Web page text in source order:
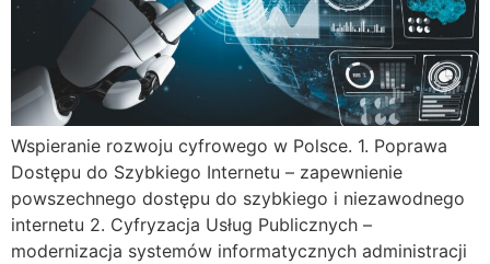
Wspieranie rozwoju cyfrowego w Polsce. 1. Poprawa
Dostępu do Szybkiego Internetu – zapewnienie
powszechnego dostępu do szybkiego i niezawodnego
internetu 2. Cyfryzacja Usług Publicznych –
modernizacja systemów informatycznych administracji